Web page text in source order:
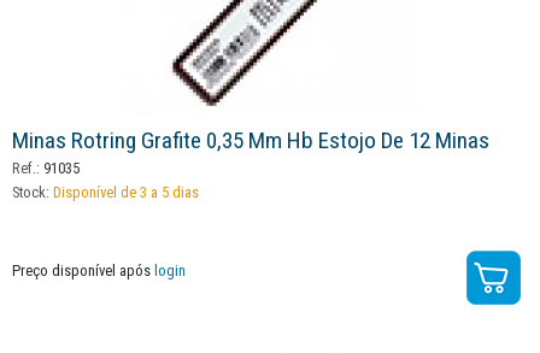
Minas Rotring Grafite 0,35 Mm Hb Estojo De 12 Minas
Ref.: 91035
Stock: Disponível de 3 a 5 dias
Preço disponível após login